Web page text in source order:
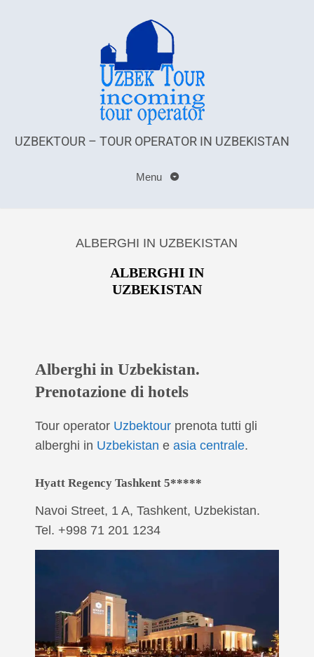
UZBEKTOUR – TOUR OPERATOR IN UZBEKISTAN
Menu
ALBERGHI IN UZBEKISTAN
ALBERGHI IN
UZBEKISTAN
Alberghi in Uzbekistan.
Prenotazione di hotels
Tour operator Uzbektour prenota tutti gli
alberghi in Uzbekistaneasia centrale.
Hyatt Regency Tashkent 5*****
Navoi Street, 1 A, Tashkent, Uzbekistan.
Tel. +998 71 201 1234